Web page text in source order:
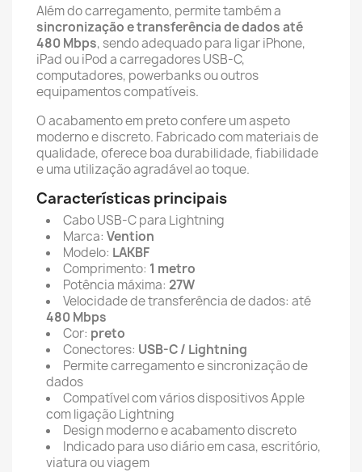
Além do carregamento, permite também a
sincronização e transferência de dados até
480 Mbps, sendo adequado para ligar iPhone,
iPad ou iPod a carregadores USB-C,
computadores, powerbanks ou outros
equipamentos compatíveis.
O acabamento em preto confere um aspeto
moderno e discreto. Fabricado com materiais de
qualidade, oferece boa durabilidade, fiabilidade
e uma utilização agradável ao toque.
Características principais
Cabo USB-C para Lightning
Marca: Vention
Modelo: LAKBF
Comprimento: 1 metro
Potência máxima: 27W
Velocidade de transferência de dados: até
480 Mbps
Cor: preto
Conectores: USB-C / Lightning
Permite carregamento e sincronização de
dados
Compatível com vários dispositivos Apple
com ligação Lightning
Design moderno e acabamento discreto
Indicado para uso diário em casa, escritório,
viatura ou viagem